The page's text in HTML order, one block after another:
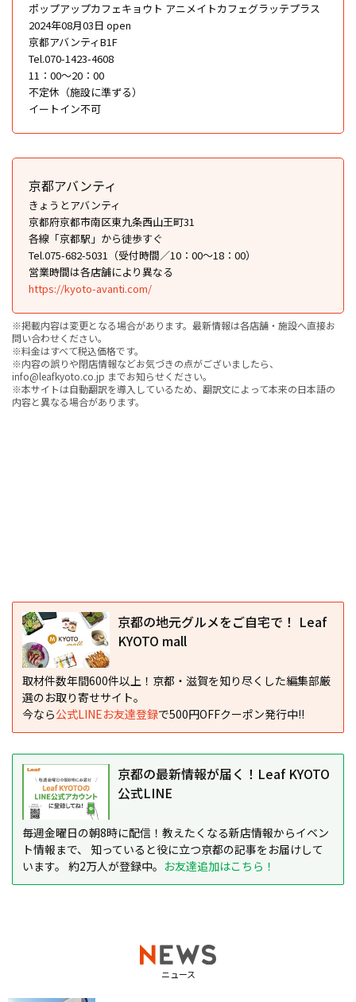
ポップアップカフェキョウト アニメイトカフェグラッテプラス
2024年08月03日 open
京都アバンティB1F
Tel.070-1423-4608
11：00〜20：00
不定休（施設に準ずる）
イートイン不可
京都アバンティ
きょうとアバンティ
京都府京都市南区東九条西山王町31
各線「京都駅」から徒歩すぐ
Tel.075-682-5031（受付時間／10：00〜18：00）
営業時間は各店舗により異なる
https://kyoto-avanti.com/
※掲載内容は変更となる場合があります。最新情報は各店舗・施設へ直接お
問い合わせください。
※料金はすべて税込価格です。
※内容の誤りや閉店情報などお気づきの点がございましたら、
info@leafkyoto.co.jp までお知らせください。
※本サイトは自動翻訳を導入しているため、翻訳文によって本来の日本語の
内容と異なる場合があります。
京都の地元グルメをご自宅で！ Leaf
KYOTO mall
取材件数年間600件以上！京都・滋賀を知り尽くした編集部厳
選のお取り寄せサイト。
今なら公式LINEお友達登録で500円OFFクーポン発行中!!
京都の最新情報が届く！Leaf KYOTO
公式LINE
毎週金曜日の朝8時に配信！教えたくなる新店情報からイベン
ト情報まで、 知っていると役に立つ京都の記事をお届けして
います。 約2万人が登録中。 お友達追加はこちら！
ニュース